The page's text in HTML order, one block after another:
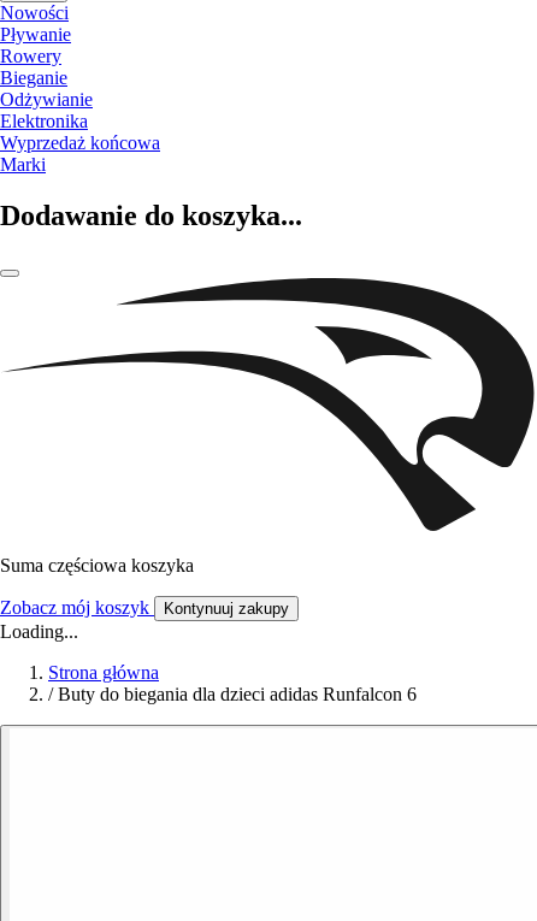
Nowości
Pływanie
Rowery
Bieganie
Odżywianie
Elektronika
Wyprzedaż końcowa
Marki
Dodawanie do koszyka...
Suma częściowa koszyka
Zobacz mój koszyk Kontynuuj zakupy
Loading...
Strona główna
/ Buty do biegania dla dzieci adidas Runfalcon 6